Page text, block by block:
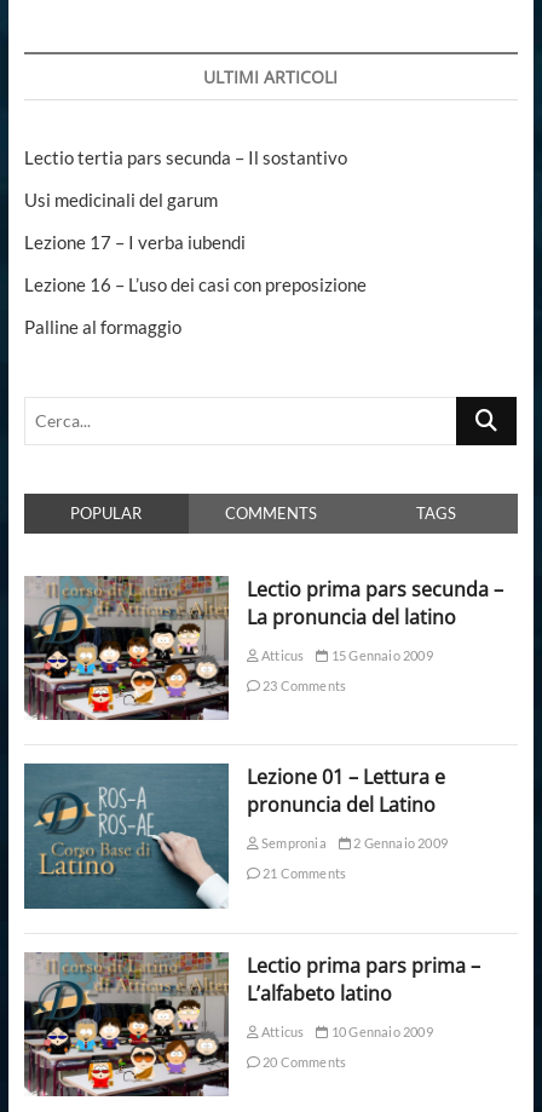
ULTIMI ARTICOLI
Lectio tertia pars secunda – Il sostantivo
Usi medicinali del garum
Lezione 17 – I verba iubendi
Lezione 16 – L’uso dei casi con preposizione
Palline al formaggio
Cerca...
POPULAR COMMENTS TAGS
Lectio prima pars secunda –
La pronuncia del latino
Atticus
15 Gennaio 2009
23 Comments
Lezione 01 – Lettura e
pronuncia del Latino
Sempronia
2 Gennaio 2009
21 Comments
Lectio prima pars prima –
L’alfabeto latino
Atticus
10 Gennaio 2009
20 Comments